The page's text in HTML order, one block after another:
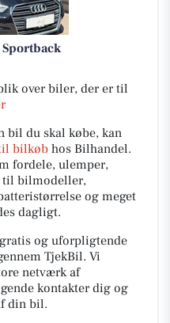
Sportback
over biler, der er til
bil du skal købe, kan
bilkøbhos Bilhandel.
fordele, ulemper,
til bilmodeller,
og meget
dagligt.
og uforpligtende
TjekBil. Vi
netværk af
kontakter dig og
din bil.